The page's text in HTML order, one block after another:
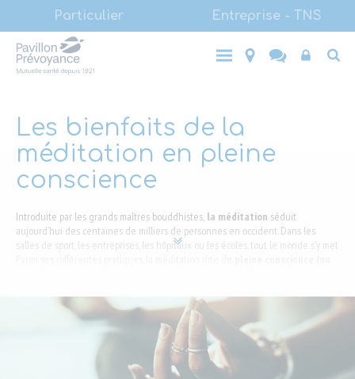
contenu
principal
(LVL1)
Particulier Entreprise - TNS
Main
ParticulierEntreprise
- TNS
Top
Les bienfaits de la
méditation en pleine
conscience
Introduite par les grands maîtres bouddhistes, la méditation séduit
aujourd’hui des centaines de milliers de personnes en occident. Dans les
salles de sport, les entreprises, les hôpitaux ou les écoles, tout le monde s’y met.
système immunitaire ainsi que le
bien-être général